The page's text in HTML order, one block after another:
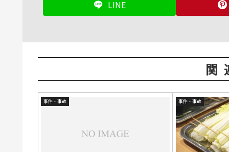
LINE
関
事件・事故 事件・事故